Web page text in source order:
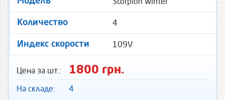
Количество 4
Индекс скорости 109V
Цена за шт.: 1800 грн.
На складе: 4